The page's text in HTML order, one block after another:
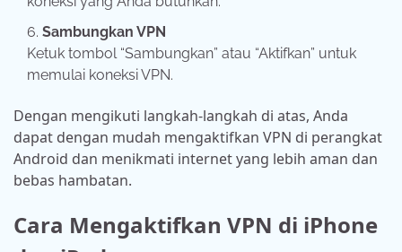
Sambungkan VPN
Ketuk tombol “Sambungkan” atau “Aktifkan” untuk
memulai koneksi VPN.
Dengan mengikuti langkah-langkah di atas, Anda
dapat dengan mudah mengaktifkan VPN di perangkat
Android dan menikmati internet yang lebih aman dan
bebas hambatan.
Cara Mengaktifkan VPN di iPhone